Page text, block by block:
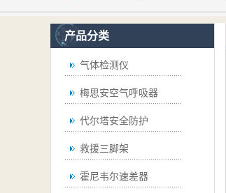
产品分类
气体检测仪
梅思安空气呼吸器
代尔塔安全防护
救援三脚架
霍尼韦尔速差器